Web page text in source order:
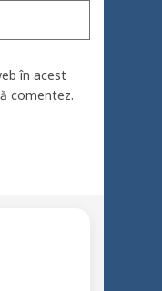
în acest
comentez.